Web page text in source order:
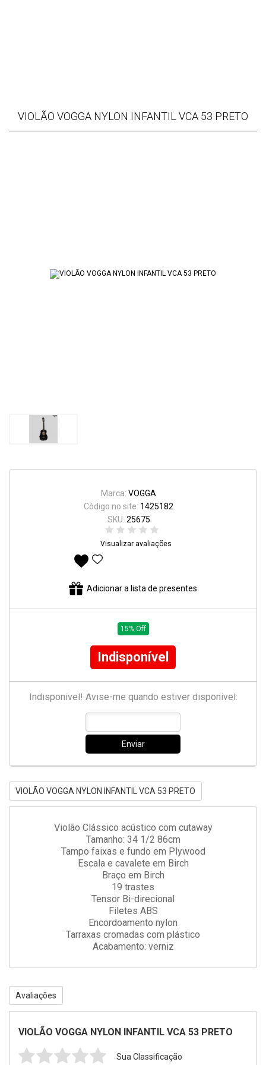
VIOLÃO VOGGA NYLON INFANTIL VCA 53 PRETO
Marca: VOGGA
Código no site: 1425182
SKU: 25675
Visualizar avaliações
Adicionar a lista de presentes
15% Off
Indisponível
Indisponível! Avise-me quando estiver disponível:
Enviar
VIOLÃO VOGGA NYLON INFANTIL VCA 53 PRETO
Violão Clássico acústico com cutaway
Tamanho: 34 1/2 86cm
Tampo faixas e fundo em Plywood
Escala e cavalete em Birch
Braço em Birch
19 trastes
Tensor Bi-direcional
Filetes ABS
Encordoamento nylon
Tarraxas cromadas com plástico
Acabamento: verniz
Avaliações
VIOLÃO VOGGA NYLON INFANTIL VCA 53 PRETO
Sua Classificação